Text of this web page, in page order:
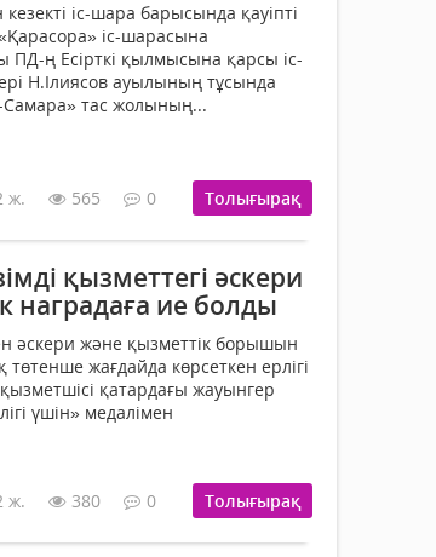
іс-шара барысында қауіпті
іс-шарасына
ң Есірткі қылмысына қарсы іс-
Н.Ілиясов ауылының тұсында
тас жолының...
ж. 565 0 Толығырақ
қызметтегі әскери
наградаға ие болды
және қызметтік борышын
жағдайда көрсеткен ерлігі
қатардағы жауынгер
үшін» медалімен
ж. 380 0 Толығырақ